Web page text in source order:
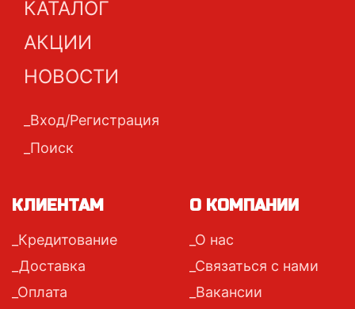
КАТАЛОГ
АКЦИИ
НОВОСТИ
Вход/Регистрация
Поиск
КЛИЕНТАМ
Кредитование
Доставка
Оплата
О КОМПАНИИ
О нас
Связаться с нами
Вакансии